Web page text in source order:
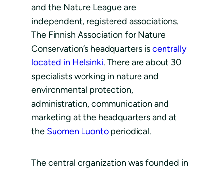
and the Nature League are
independent, registered associations.
The Finnish Association for Nature
Conservation’s headquarters iscentrally
located in Helsinki. There are about 30
specialists working in nature and
environmental protection,
administration, communication and
marketing at the headquarters and at
the Suomen Luonto periodical.
The central organization was founded in